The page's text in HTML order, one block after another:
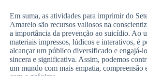
Em suma, as atividades para imprimir do
Amarelo são recursos valiosos na
a importância da prevenção ao suicídio. Ao
materiais impressos, lúdicos e interativos, é
alcançar um público diversificado e engajá-
sincera e significativa. Assim, podemos
um mundo com mais empatia, compreensão